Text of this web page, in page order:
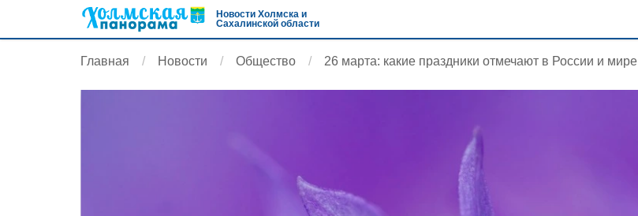
Новости Холмска и
Сахалинской области
Главная Новости Общество 26 марта: какие праздники отмечают в России и мире